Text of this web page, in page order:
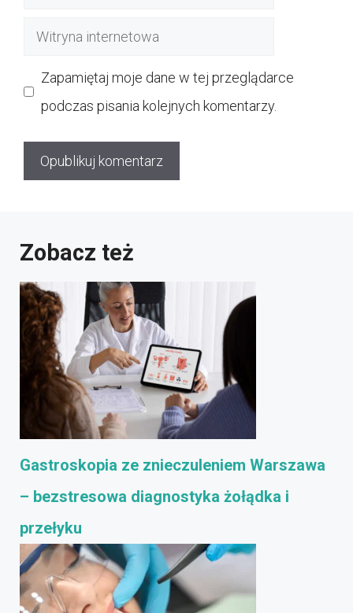
Witryna
Zapamiętaj moje dane w tej przeglądarce
podczas pisania kolejnych komentarzy.
Zobacz też
Gastroskopia ze znieczuleniem Warszawa
– bezstresowa diagnostyka żołądka i
przełyku